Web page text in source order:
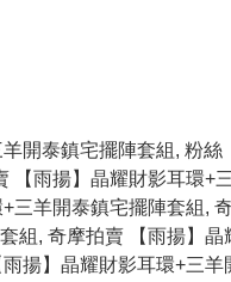
開泰鎮宅擺陣套組, 粉絲
【雨揚】晶耀財影耳環+
三羊開泰鎮宅擺陣套組,
組, 奇摩拍賣 【雨揚】晶
揚】晶耀財影耳環+三